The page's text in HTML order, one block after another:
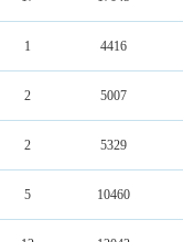
1 4416
2 5007
2 5329
5 10460